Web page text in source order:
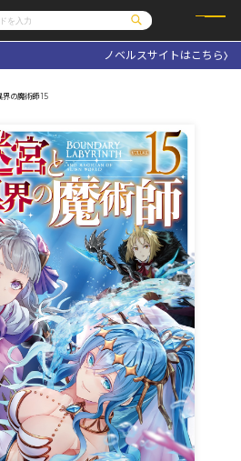
通販・NEWS
OVERLAP STORE
オーバーラップ広報室
ングス
お問い合わせはこちら
オーバーラップ文庫
バーラップノベルス
バーラップノベルスf
ロサージュノベルス
ノベルスサイトはこちら
界の魔術師 15